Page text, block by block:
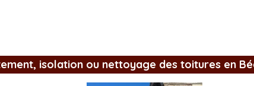
isolation ou nettoyage des toitures en